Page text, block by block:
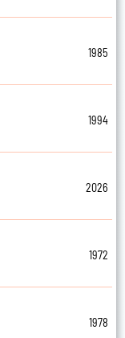
1985
1994
2026
1972
1978